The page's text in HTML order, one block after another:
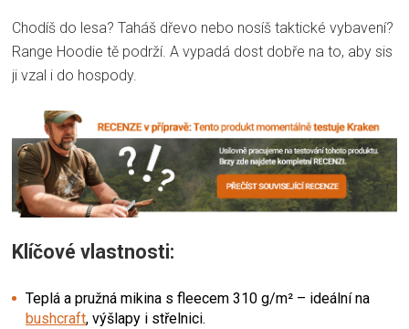
Chodíš do lesa? Taháš dřevo nebo nosíš taktické vybavení?
Range Hoodie tě podrží. A vypadá dost dobře na to, aby sis
ji vzal i do hospody.
Klíčové vlastnosti:
Teplá a pružná mikina s fleecem 310 g/m² – ideální na
bushcraft, výšlapy i střelnici.